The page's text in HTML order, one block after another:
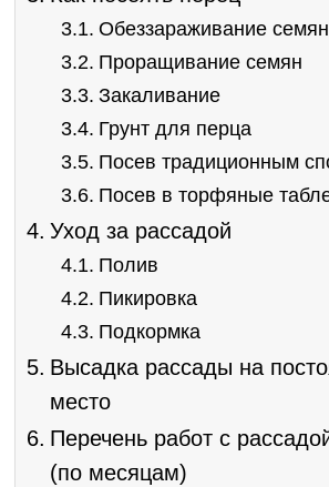
Обеззараживание семян
Проращивание семян
Закаливание
Грунт для перца
Посев традиционным
Посев в торфяные
Уход за рассадой
Полив
Пикировка
Подкормка
Высадка рассады на
место
Перечень работ с
(по месяцам)